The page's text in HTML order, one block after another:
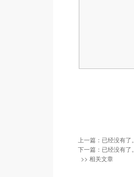
上一篇：已经没有了。
下一篇：已经没有了。
>> 相关文章